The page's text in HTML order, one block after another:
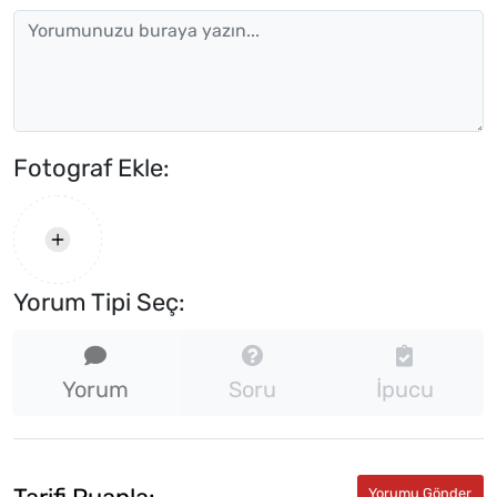
Fotograf Ekle:
Yorum Tipi Seç:
Yorum Soru İpucu